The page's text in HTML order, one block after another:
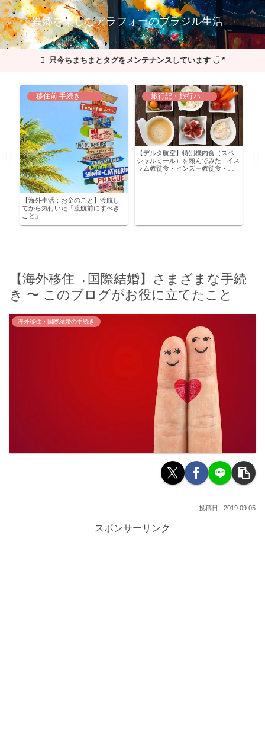
異郷を楽しむアラフォーのブラジル生活
只今ちまちまとタグをメンテナンスしています ◡̈ *
移住前 手続き・準備
【海外生活：お金のこと】渡航し
てから気付いた「渡航前にすべき
こと」
旅行記・旅行ハック
【デルタ航空】特別機内食（スペ
シャルミール）を頼んでみた | イス
ラム教徒食・ヒンズー教徒食・低
カロリー食
【海外移住→国際結婚】さまざまな手続
き 〜 このブログがお役に立てたこと
海外移住・国際結婚の手続き
2019.09.05
スポンサーリンク